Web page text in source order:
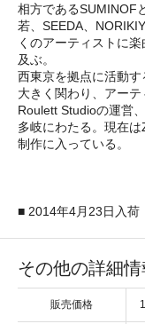
相方であるSUMINOF
若、SEEDA、
くのアーティストに
及ぶ。
西東京を拠点に活動
大きく関わり、アー
Roulett Studioの運営
多岐にわたる。現在
制作に入っている。
■ 2014年4月23日入荷
その他の詳細情
販売価格